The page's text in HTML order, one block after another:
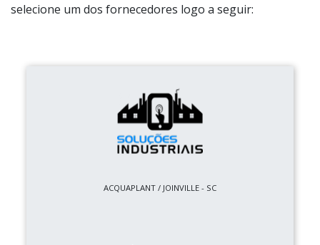
selecione um dos fornecedores logo a seguir:
ACQUAPLANT / JOINVILLE - SC